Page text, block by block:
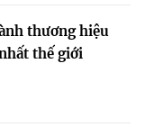
thương hiệu
thế giới